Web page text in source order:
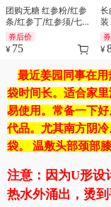
团购无糖 红参粉/红参
条/红参丁/红参须/七
不姜参粉/原始点内热
源 东北特产人参
券后价
¥ 75
长
装
长
¥
最近姜园同事在
袋时间长。适合家
易使用。常备一下
代品。尤其南方阴
袋。 温敷头部颈部
注意：因为U形设
热水外涌出，烫到